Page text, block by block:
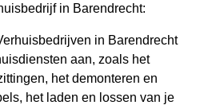
in Barendrecht:
in Barendrecht
aan, zoals het
het demonteren en
het laden en lossen van je